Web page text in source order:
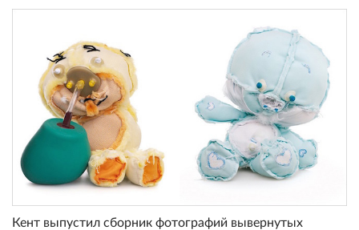
Кент выпустил сборник фотографий вывернутых